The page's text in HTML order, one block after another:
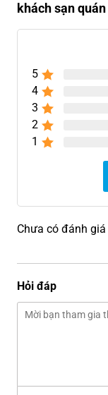
khách sạn
5
4
3
2
1
Chưa có đánh giá
Hỏi đáp